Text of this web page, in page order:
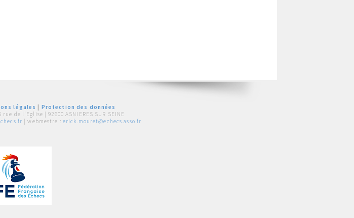
légales
Protection des données
rue de l'Eglise | 92600 ASNIERES SUR SEINE
| webmestre : erick.mouret@echecs.asso.fr